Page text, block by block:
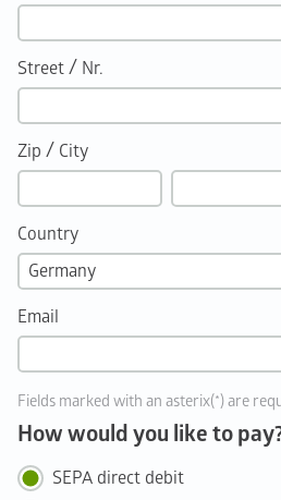
Street / Nr.
Zip / City
Country
Email
Fields marked with an asterix(*) are
How would you like to
SEPA direct debit